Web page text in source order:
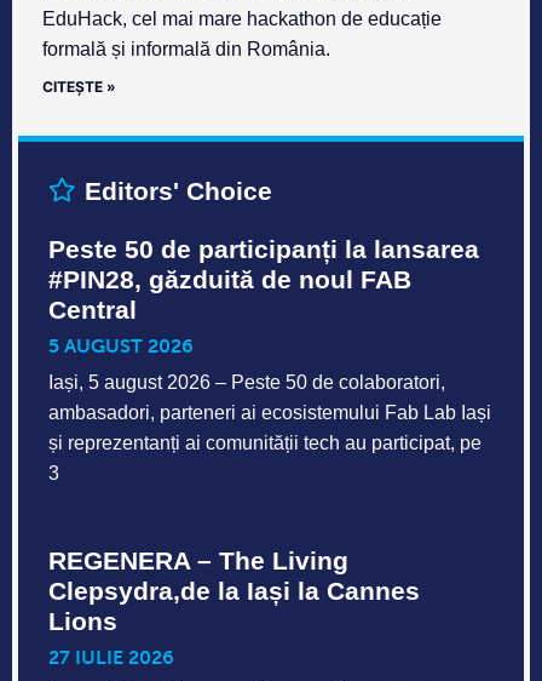
EduHack, cel mai mare hackathon de educație
formală și informală din România.
CITEȘTE »
Editors' Choice
Peste 50 de participanți la lansarea
#PIN28, găzduită de noul FAB
Central
5 AUGUST 2026
Iași, 5 august 2026 – Peste 50 de colaboratori,
ambasadori, parteneri ai ecosistemului Fab Lab Iași
și reprezentanți ai comunității tech au participat, pe
3
REGENERA – The Living
Clepsydra,de la Iași la Cannes
Lions
27 IULIE 2026